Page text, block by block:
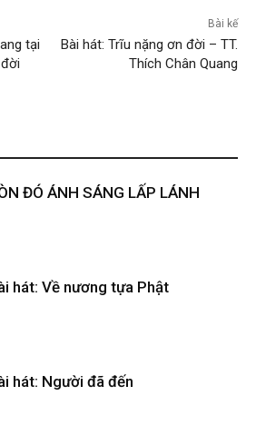
tại
Bài kế
Bài hát: Trĩu nặng ơn đời – TT.
Thích Chân Quang
ĐÓ ÁNH SÁNG LẤP LÁNH
hát: Về nương tựa Phật
hát: Người đã đến